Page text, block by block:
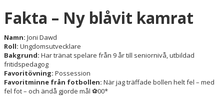
Fakta – Ny blåvit kamrat
Namn: Joni Dawd
Roll: Ungdomsutvecklare
Bakgrund: Har tränat spelare från 9 år till seniornivå, utbildad
fritidspedagog
Favoritövning: Possession
Favoritminne från fotbollen: När jag träffade bollen helt fel – med
fel fot – och ändå gjorde mål ⚽00*